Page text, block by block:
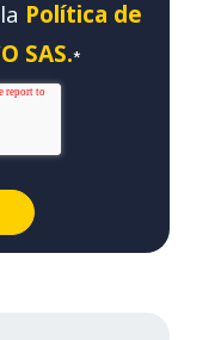
Política de
SAS.*